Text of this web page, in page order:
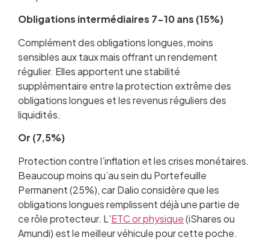
Obligations intermédiaires 7-10 ans (15%)
Complément des obligations longues, moins
sensibles aux taux mais offrant un rendement
régulier. Elles apportent une stabilité
supplémentaire entre la protection extrême des
obligations longues et les revenus réguliers des
liquidités.
Or (7,5%)
Protection contre l’inflation et les crises monétaires.
Beaucoup moins qu’au sein du Portefeuille
Permanent (25%), car Dalio considère que les
obligations longues remplissent déjà une partie de
ce rôle protecteur. L’ETC or physique(iShares ou
Amundi) est le meilleur véhicule pour cette poche.